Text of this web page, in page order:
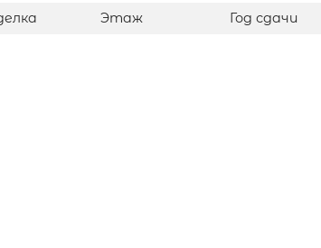
Этаж Год сдачи